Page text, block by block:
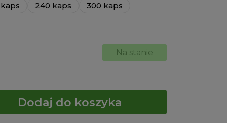
240 kaps
300 kaps
Na stanie
Dodaj do koszyka